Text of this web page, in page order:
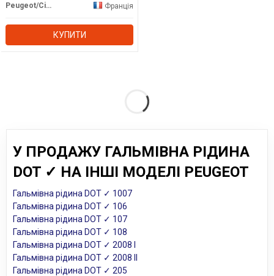
Peugeot/Citroen
Франція
КУПИТИ
У ПРОДАЖУ ГАЛЬМІВНА РІДИНА
DOT ✓ НА ІНШІ МОДЕЛІ PEUGEOT
Гальмівна рідина DOT ✓ 1007
Гальмівна рідина DOT ✓ 106
Гальмівна рідина DOT ✓ 107
Гальмівна рідина DOT ✓ 108
Гальмівна рідина DOT ✓ 2008 I
Гальмівна рідина DOT ✓ 2008 II
Гальмівна рідина DOT ✓ 205